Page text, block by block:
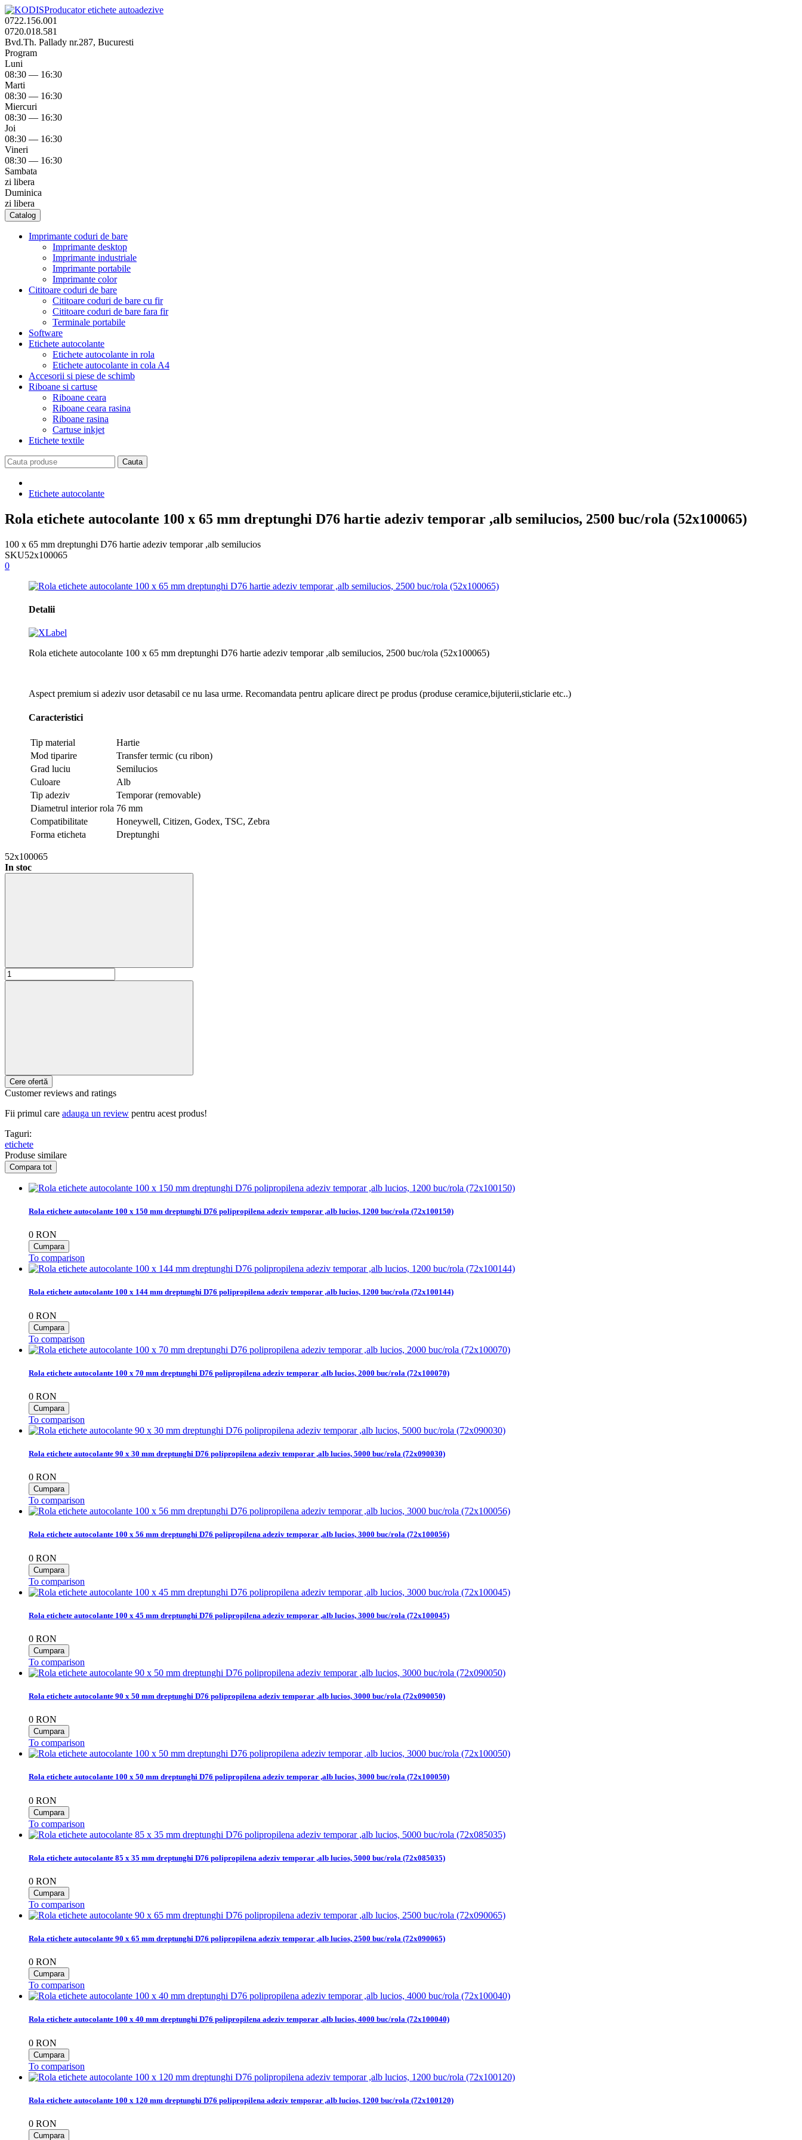
Producator etichete autoadezive
0722.156.001
0720.018.581
Bvd.Th. Pallady nr.287, Bucuresti
Program
Luni
08:30 — 16:30
Marti
08:30 — 16:30
Miercuri
08:30 — 16:30
Joi
08:30 — 16:30
Vineri
08:30 — 16:30
Sambata
zi libera
Duminica
zi libera
Catalog
Imprimante coduri de bare
Imprimante desktop
Imprimante industriale
Imprimante portabile
Imprimante color
Cititoare coduri de bare
Cititoare coduri de bare cu fir
Cititoare coduri de bare fara fir
Terminale portabile
Software
Etichete autocolante
Etichete autocolante in rola
Etichete autocolante in cola A4
Accesorii si piese de schimb
Riboane si cartuse
Riboane ceara
Riboane ceara rasina
Riboane rasina
Cartuse inkjet
Etichete textile
Etichete autocolante
Rola etichete autocolante 100 x 65 mm dreptunghi D76 hartie adeziv temporar ,alb semilucios, 2500 buc/rola (52x100065)
100 x 65 mm dreptunghi D76 hartie adeziv temporar ,alb semilucios
SKU52x100065
0
Detalii
Rola etichete autocolante 100 x 65 mm dreptunghi D76 hartie adeziv temporar ,alb semilucios, 2500 buc/rola (52x100065)
Aspect premium si adeziv usor detasabil ce nu lasa urme. Recomandata pentru aplicare direct pe produs (produse ceramice,bijuterii,sticlarie etc..)
Caracteristici
Tip material
Hartie
Mod tiparire
Transfer termic (cu ribon)
Grad luciu
Semilucios
Culoare
Alb
Tip adeziv
Temporar (removable)
Diametrul interior rola 76 mm
Compatibilitate
Honeywell, Citizen, Godex, TSC, Zebra
Forma eticheta
Dreptunghi
52x100065
In stoc
Customer reviews and ratings
Fii primul care adauga un review pentru acest produs!
Taguri:
etichete
Produse similare
Rola etichete autocolante 100 x 150 mm dreptunghi D76 polipropilena adeziv temporar ,alb lucios, 1200 buc/rola (72x100150)
0 RON
To comparison
Rola etichete autocolante 100 x 144 mm dreptunghi D76 polipropilena adeziv temporar ,alb lucios, 1200 buc/rola (72x100144)
0 RON
To comparison
Rola etichete autocolante 100 x 70 mm dreptunghi D76 polipropilena adeziv temporar ,alb lucios, 2000 buc/rola (72x100070)
0 RON
To comparison
Rola etichete autocolante 90 x 30 mm dreptunghi D76 polipropilena adeziv temporar ,alb lucios, 5000 buc/rola (72x090030)
0 RON
To comparison
Rola etichete autocolante 100 x 56 mm dreptunghi D76 polipropilena adeziv temporar ,alb lucios, 3000 buc/rola (72x100056)
0 RON
To comparison
Rola etichete autocolante 100 x 45 mm dreptunghi D76 polipropilena adeziv temporar ,alb lucios, 3000 buc/rola (72x100045)
0 RON
To comparison
Rola etichete autocolante 90 x 50 mm dreptunghi D76 polipropilena adeziv temporar ,alb lucios, 3000 buc/rola (72x090050)
0 RON
To comparison
Rola etichete autocolante 100 x 50 mm dreptunghi D76 polipropilena adeziv temporar ,alb lucios, 3000 buc/rola (72x100050)
0 RON
To comparison
Rola etichete autocolante 85 x 35 mm dreptunghi D76 polipropilena adeziv temporar ,alb lucios, 5000 buc/rola (72x085035)
0 RON
To comparison
Rola etichete autocolante 90 x 65 mm dreptunghi D76 polipropilena adeziv temporar ,alb lucios, 2500 buc/rola (72x090065)
0 RON
To comparison
Rola etichete autocolante 100 x 40 mm dreptunghi D76 polipropilena adeziv temporar ,alb lucios, 4000 buc/rola (72x100040)
0 RON
To comparison
Rola etichete autocolante 100 x 120 mm dreptunghi D76 polipropilena adeziv temporar ,alb lucios, 1200 buc/rola (72x100120)
0 RON